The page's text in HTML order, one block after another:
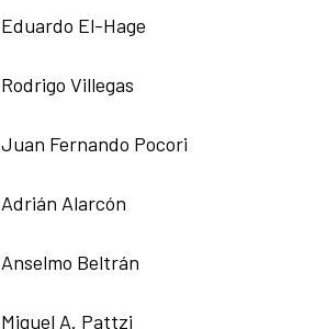
Eduardo El-Hage
Rodrigo Villegas
Juan Fernando Pocori
Adrián Alarcón
Anselmo Beltrán
Miguel A. Pattzi